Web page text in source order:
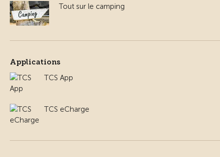
Tout sur le camping
Applications
TCS App
TCS eCharge